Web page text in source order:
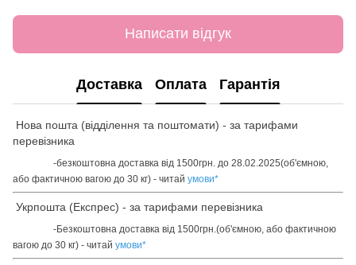
Написати відгук
Доставка Оплата Гарантія
Нова пошта (відділення та поштомати) - за тарифами
перевізника
-безкоштовна доставка від 1500грн. до 28.02.2025(об'ємною,
або фактичною вагою до 30 кг) - читай умови*
Укрпошта (Експрес) - за тарифами перевізника
-Безкоштовна доставка від 1500грн.(об'ємною, або фактичною
вагою до 30 кг) - читай умови*